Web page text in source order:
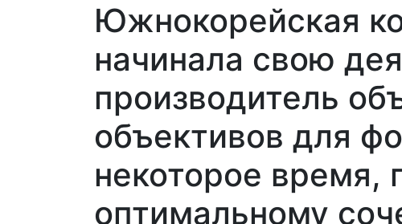
Южнокорейская
начинала свою
производитель
объективов для
некоторое время,
оптимальному